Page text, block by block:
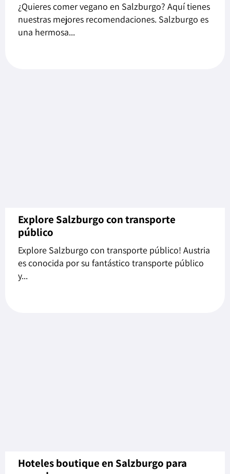
¿Quieres comer vegano en Salzburgo? Aquí tienes
nuestras mejores recomendaciones. Salzburgo es
una hermosa...
Explore Salzburgo con transporte
público
Explore Salzburgo con transporte público! Austria
es conocida por su fantástico transporte público
y...
Hoteles boutique en Salzburgo para